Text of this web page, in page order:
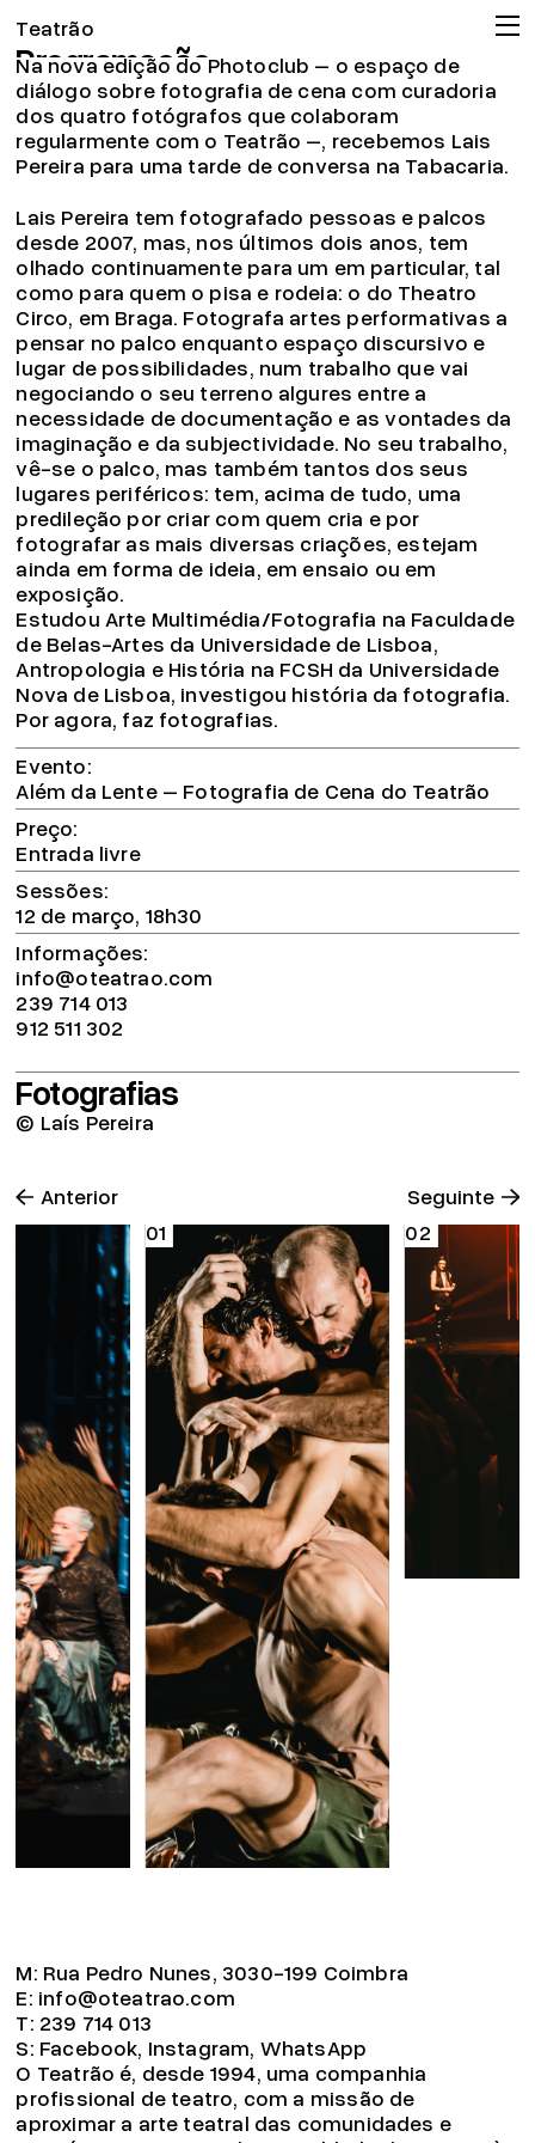
Teatrão
Programação
Companhia
Associação
Circulação
Projeto pedagógico
Arquivo
OMT
Apoios
Bilheteira
© 2026 Teatrão – Companhia de Teatro, Coimbra
19.04.26
Já pode consignar o seu IRS!
Ler mais
Photoclub com Lais Pereira
Na nova edição do Photoclub – o espaço de
diálogo sobre fotografia de cena com curadoria
dos quatro fotógrafos que colaboram
regularmente com o Teatrão –, recebemos Lais
Pereira para uma tarde de conversa na Tabacaria.
Lais Pereira tem fotografado pessoas e palcos
desde 2007, mas, nos últimos dois anos, tem
olhado continuamente para um em particular, tal
como para quem o pisa e rodeia: o do Theatro
Circo, em Braga. Fotografa artes performativas a
pensar no palco enquanto espaço discursivo e
lugar de possibilidades, num trabalho que vai
negociando o seu terreno algures entre a
necessidade de documentação e as vontades da
imaginação e da subjectividade. No seu trabalho,
vê-se o palco, mas também tantos dos seus
lugares periféricos: tem, acima de tudo, uma
predileção por criar com quem cria e por
fotografar as mais diversas criações, estejam
ainda em forma de ideia, em ensaio ou em
exposição.
Estudou Arte Multimédia/Fotografia na Faculdade
de Belas-Artes da Universidade de Lisboa,
Antropologia e História na FCSH da Universidade
Nova de Lisboa, investigou história da fotografia.
Por agora, faz fotografias.
Evento
Além da Lente – Fotografia de Cena do Teatrão
Preço
Entrada livre
Sessões
12 de março, 18h30
Informações
info@oteatrao.com
239 714 013
912 511 302
Fotografias
© Laís Pereira
Anterior Seguinte
M: Rua Pedro Nunes, 3030-199 Coimbra
E: info@oteatrao.com
T: 239 714 013
S: Facebook, Instagram, WhatsApp
O Teatrão é, desde 1994, uma companhia
profissional de teatro, com a missão de
aproximar a arte teatral das comunidades e